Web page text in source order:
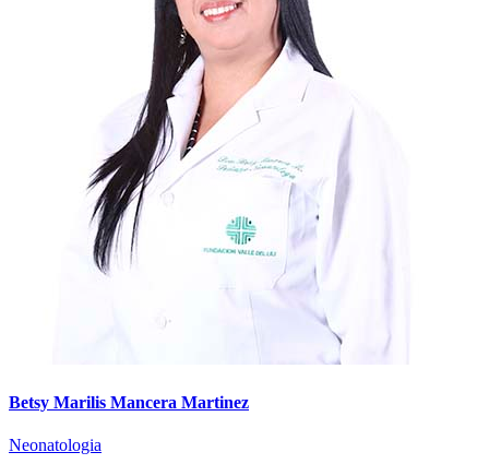
Betsy Marilis Mancera Martinez
Neonatologia